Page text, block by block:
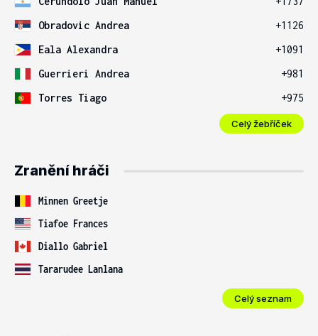
Obradovic Andrea
+1126
Eala Alexandra
+1091
Guerrieri Andrea
+981
Torres Tiago
+975
Celý žebříček
Zranění hráči
Minnen Greetje
Tiafoe Frances
Diallo Gabriel
Tararudee Lanlana
Celý seznam